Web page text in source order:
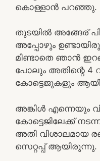
കൊള്ളാൻ പറഞ്ഞു.
തുടയിൽ അങ്ങേര്
അപ്പോഴും
മിണ്ടാതെ ഞാൻ
പോലും അതിന്റെ 4
കോട്ടെജുകളും
അങ്കിൾ എന്നെയും
കോട്ടെജിലേക്ക്
അതി വിശാലമായ
സെറ്റപ്പ് ആയിരുന്നു.